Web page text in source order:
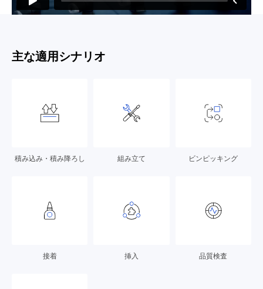
主な適用シナリオ
積み込み・積み降ろし 組み立て ビンピッキング
接着 挿入 品質検査